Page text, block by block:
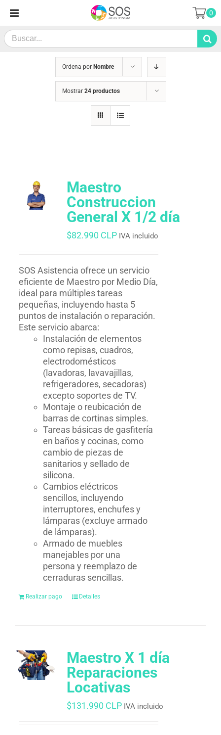
contenido
Search
for:
0
Ordena por Nombre
Mostrar 24 productos
Maestro
Construccion
General X 1/2 día
$82.990 CLP IVA incluido
SOS Asistencia ofrece un servicio
eficiente de Maestro por Medio Día,
ideal para múltiples tareas
pequeñas, incluyendo hasta 5
puntos de instalación o reparación.
Este servicio abarca:
Instalación de elementos
como repisas, cuadros,
electrodomésticos
(lavadoras, lavavajillas,
refrigeradores, secadoras)
excepto soportes de TV.
Montaje o reubicación de
barras de cortinas simples.
Tareas básicas de gasfitería
en baños y cocinas, como
cambio de piezas de
sanitarios y sellado de
silicona.
Cambios eléctricos
sencillos, incluyendo
interruptores, enchufes y
lámparas (excluye armado
de lámparas).
Armado de muebles
manejables por una
persona y reemplazo de
cerraduras sencillas.
Realizar pago Detalles
Maestro X 1 día
Reparaciones
Locativas
$131.990 CLP IVA incluido